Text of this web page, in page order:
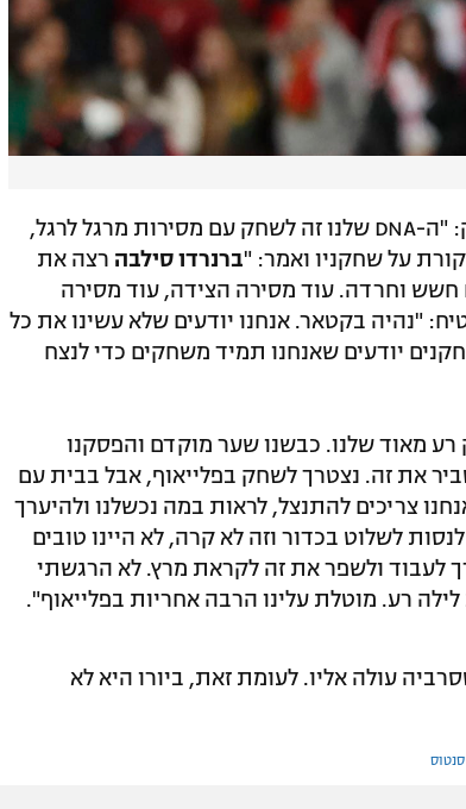
אמר אחרי המשחק: "ה-DNA שלנו זה לשחק עם מסירות מרגל לרגל,
על שחקניו ואמר: "ברנרדו סילבה רצה את
חשש וחרדה. עוד מסירה הצידה, עוד מסירה
"נהיה בקטאר. אנחנו יודעים שלא עשינו את כל
יודעים שאנחנו תמיד משחקים כדי לנצח
מאוד שלנו. כבשנו שער מוקדם והפסקנו
את זה. נצטרך לשחק בפלייאוף, אבל בבית עם
צריכים להתנצל, לראות במה נכשלנו ולהיערך
לשלוט בכדור וזה לא קרה, לא היינו טובים
לעבוד ולשפר את זה לקראת מרץ. לא הרגשתי
רע. מוטלת עלינו הרבה אחריות בפלייאוף".
עולה אליו. לעומת זאת, ביורו היא לא
סנטוס